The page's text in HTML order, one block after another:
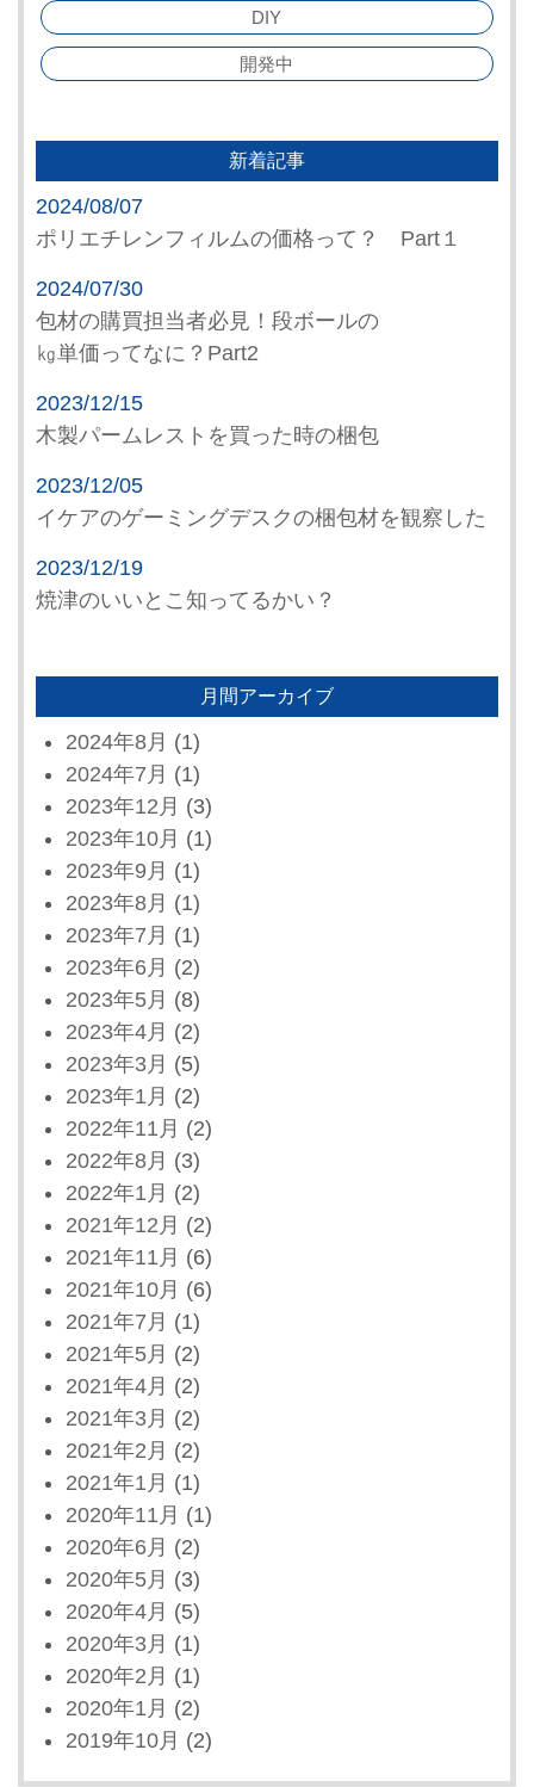
DIY
開発中
新着記事
2024/08/07
ポリエチレンフィルムの価格って？ Part１
2024/07/30
包材の購買担当者必見！段ボールの
㎏単価ってなに？Part2
2023/12/15
木製パームレストを買った時の梱包
2023/12/05
イケアのゲーミングデスクの梱包材を観察した
2023/12/19
焼津のいいとこ知ってるかい？
月間アーカイブ
2024年8月 (1)
2024年7月 (1)
2023年12月 (3)
2023年10月 (1)
2023年9月 (1)
2023年8月 (1)
2023年7月 (1)
2023年6月 (2)
2023年5月 (8)
2023年4月 (2)
2023年3月 (5)
2023年1月 (2)
2022年11月 (2)
2022年8月 (3)
2022年1月 (2)
2021年12月 (2)
2021年11月 (6)
2021年10月 (6)
2021年7月 (1)
2021年5月 (2)
2021年4月 (2)
2021年3月 (2)
2021年2月 (2)
2021年1月 (1)
2020年11月 (1)
2020年6月 (2)
2020年5月 (3)
2020年4月 (5)
2020年3月 (1)
2020年2月 (1)
2020年1月 (2)
2019年10月 (2)